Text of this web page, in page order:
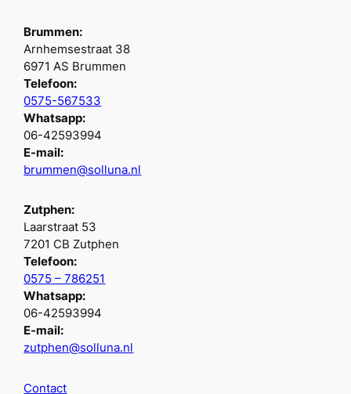
Brummen:
Arnhemsestraat 38
6971 AS Brummen
Telefoon:
0575-567533
Whatsapp:
06-42593994
E-mail:
brummen@solluna.nl
Zutphen:
Laarstraat 53
7201 CB Zutphen
Telefoon:
0575 – 786251
Whatsapp:
06-42593994
E-mail:
zutphen@solluna.nl
Contact